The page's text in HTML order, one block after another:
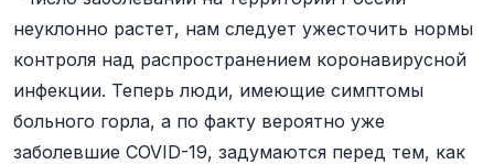
неуклонно растет, нам следует ужесточить нормы
контроля над распространением коронавирусной
инфекции. Теперь люди, имеющие симптомы
больного горла, а по факту вероятно уже
заболевшие COVID-19, задумаются перед тем, как